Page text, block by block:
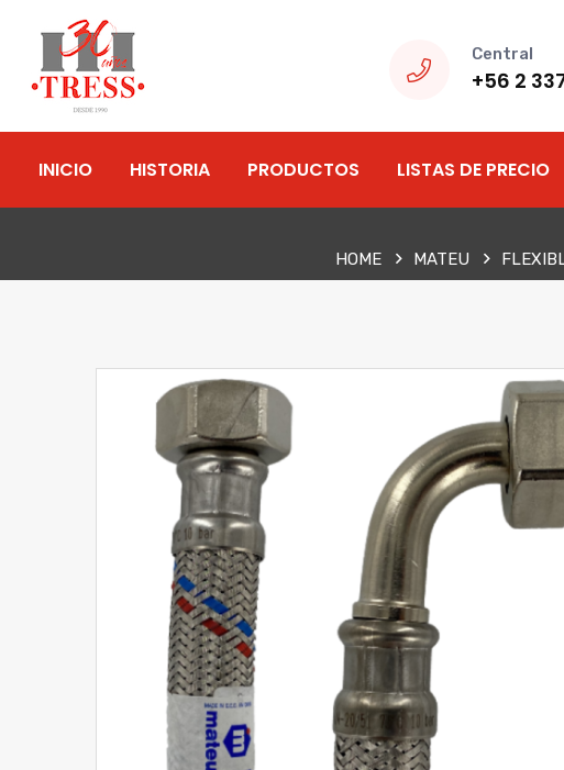
Central
+56 2
INICIO HISTORIA PRODUCTOS LISTAS DE PRECIO
HOME MATEU